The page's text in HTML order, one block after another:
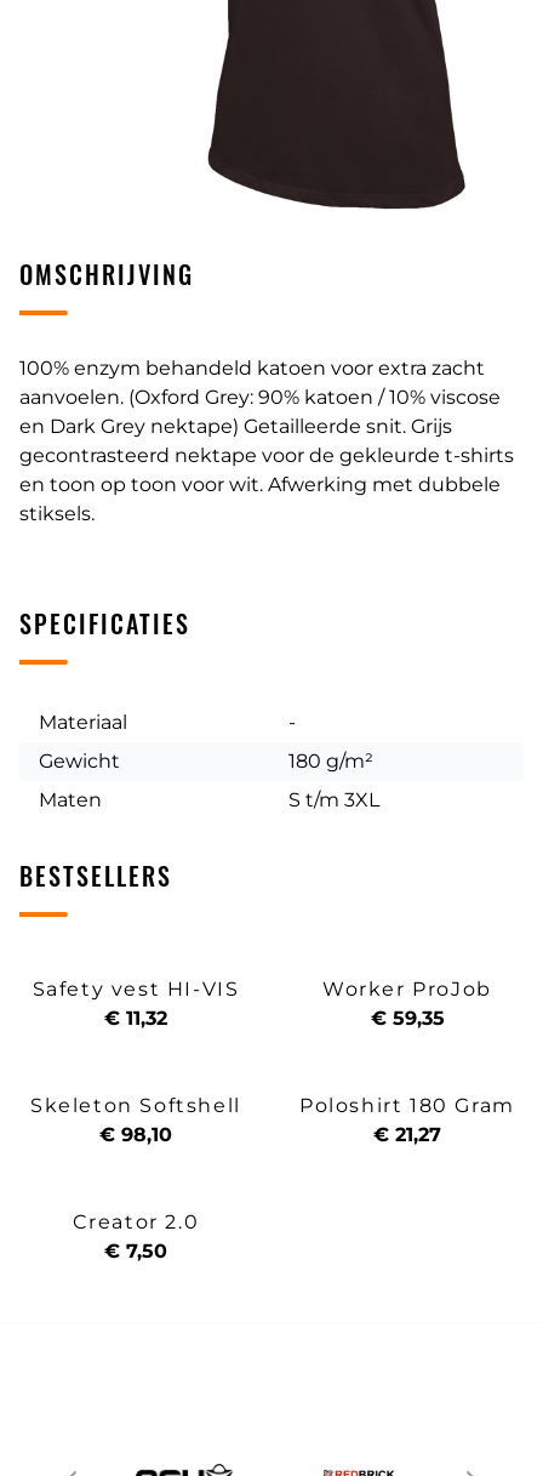
OMSCHRIJVING
100% enzym behandeld katoen voor extra zacht
aanvoelen. (Oxford Grey: 90% katoen / 10% viscose
en Dark Grey nektape) Getailleerde snit. Grijs
gecontrasteerd nektape voor de gekleurde t-shirts
en toon op toon voor wit. Afwerking met dubbele
stiksels.
SPECIFICATIES
Materiaal
-
Gewicht
180 g/m²
Maten
S t/m 3XL
BESTSELLERS
Safety vest HI-VIS
€ 11,32
Worker ProJob
€ 59,35
Skeleton Softshell
€ 98,10
Poloshirt 180 Gram
€ 21,27
Creator 2.0
€ 7,50